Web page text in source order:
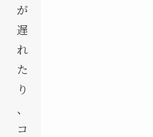
が
遅
れ
た
り
、
コ